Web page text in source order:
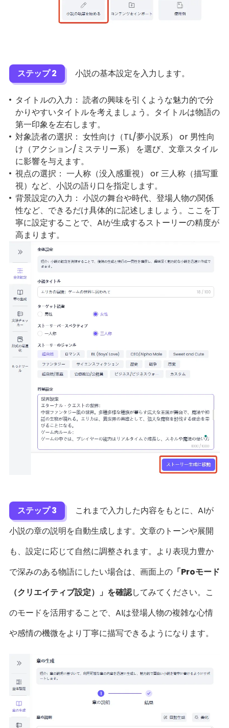
ステップ 2 小説の基本設定を入力します。
タイトルの入力： 読者の興味を引くような魅力的で分
かりやすいタイトルを考えましょう。タイトルは物語の
第一印象を左右します。
対象読者の選択： 女性向け（TL/夢小説系） or 男性向
け（アクション/ミステリー系） を選び、文章スタイル
に影響を与えます。
視点の選択： 一人称（没入感重視） or 三人称（描写重
視）など、小説の語り口を指定します。
背景設定の入力： 小説の舞台や時代、登場人物の関係
性など、できるだけ具体的に記述しましょう。ここを丁
寧に設定することで、AIが生成するストーリーの精度が
高まります。
ステップ 3
これまで入力した内容をもとに、AIが
小説の章の説明を自動生成します。文章のトーンや展開
も、設定に応じて自然に調整されます。より表現力豊か
で深みのある物語にしたい場合は、画面上の 「Proモード
（クリエイティブ設定）」を確認してみてください。こ
のモードを活用することで、AIは登場人物の複雑な心情
や感情の機微をより丁寧に描写できるようになります。